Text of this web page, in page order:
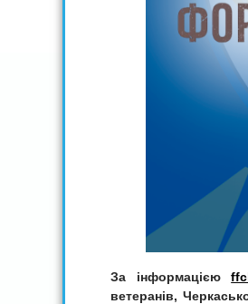
За інформацією
ветеранів,